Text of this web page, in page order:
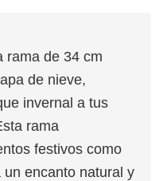
rama de 34 cm
de nieve,
invernal a tus
rama
festivos como
encanto natural y